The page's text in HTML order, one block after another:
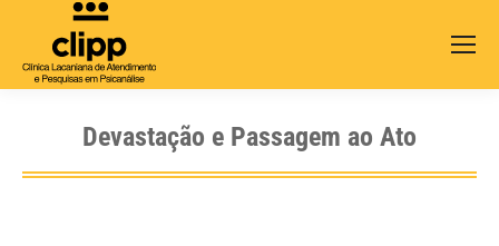
Devastação e Passagem ao Ato